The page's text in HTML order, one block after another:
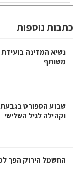
כתבות נוספות
נשיא המדינה
משותף
שבוע הספורט
וקהילה לגיל השלישי
החשמל הירוק הפך